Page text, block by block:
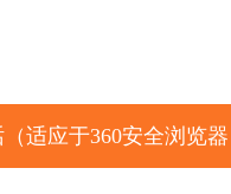
适应于360安全浏览